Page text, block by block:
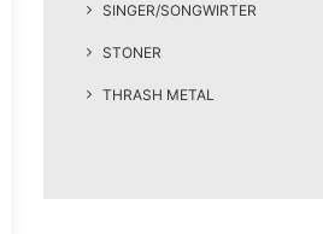
SINGER/SONGWIRTER
STONER
THRASH METAL